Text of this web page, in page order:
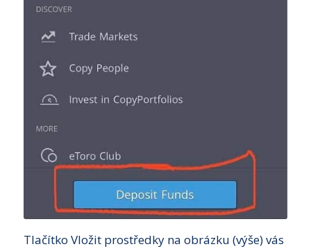
Tlačítko Vložit prostředky na obrázku (výše) vás